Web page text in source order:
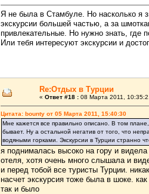
Я не была в Стамбуле. Но насколько я
экскурсии большей частью, а за
привлекательные. Но нужно знать, где
Или тебя интересуют экскурсии и
Re:Отдых в Турции
« Ответ #18 : 08 Марта 2011,
Цитата: bounty от 05 Марта 2011, 15:40:30
Мне кажется все правильно описано. В том
бывает. Ну а остальной негатив от того, что
водяными горками. Экскурсии в Турции странно
я поднималась высоко на гору и
отеля, хотя очень много слышала и
и перед тобой все туристы Турции.
насчет экскурсия тоже была в шоке.
так и было